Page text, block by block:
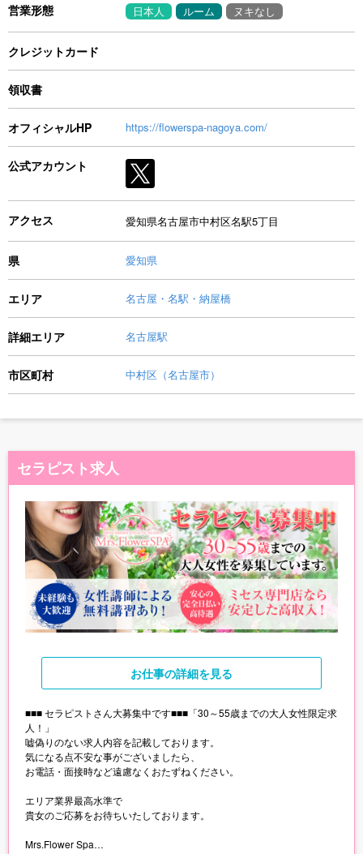
営業形態 日本人 ルーム ヌキなし
クレジットカード
領収書
オフィシャルHP https://flowerspa-nagoya.com/
公式アカウント
アクセス 愛知県名古屋市中村区名駅5丁目
県 愛知県
エリア 名古屋・名駅・納屋橋
詳細エリア 名古屋駅
市区町村 中村区（名古屋市）
セラピスト求人
お仕事の詳細を見る
■■■ セラピストさん大募集中です■■■「30～55歳までの大人女性限定求
人！」
嘘偽りのない求人内容を記載しております。
気になる点不安な事がございましたら、
お電話・面接時など遠慮なくおたずねください。
エリア業界最高水準で
貴女のご応募をお待ちいたしております。
Mrs.Flower Spa